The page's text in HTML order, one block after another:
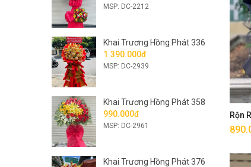
Rộn
MSP: DC-2212
Khai Trương Hồng Phát 336
1.390.000đ
MSP: DC-2939
Khai Trương Hồng Phát 358
990.000đ
MSP: DC-2961
Khai Trương Hồng Phát 376